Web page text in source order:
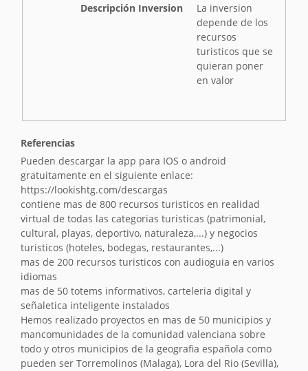
Descripción Inversion
La inversion
depende de los
recursos
turisticos que se
quieran poner
en valor
Referencias
Pueden descargar la app para IOS o android
gratuitamente en el siguiente enlace:
https://lookishtg.com/descargas
contiene mas de 800 recursos turisticos en realidad
virtual de todas las categorias turisticas (patrimonial,
cultural, playas, deportivo, naturaleza,...) y negocios
turisticos (hoteles, bodegas, restaurantes,...)
mas de 200 recursos turisticos con audioguia en varios
idiomas
mas de 50 totems informativos, carteleria digital y
señaletica inteligente instalados
Hemos realizado proyectos en mas de 50 municipios y
mancomunidades de la comunidad valenciana sobre
todo y otros municipios de la geografia española como
pueden ser Torremolinos (Malaga), Lora del Rio (Sevilla),